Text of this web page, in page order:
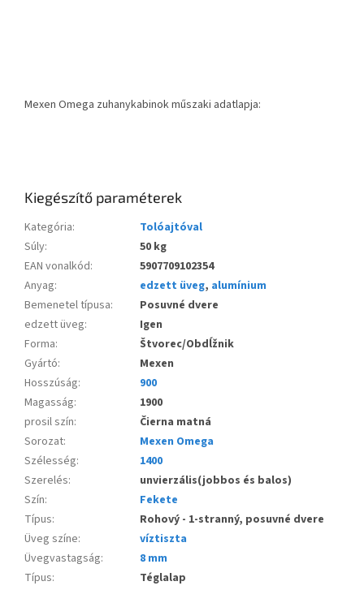
Mexen Omega zuhanykabinok műszaki adatlapja:
Kiegészítő paraméterek
Kategória:
Tolóajtóval
Súly:
50 kg
EAN vonalkód:
5907709102354
Anyag: edzett üveg, alumínium
Bemenetel típusa:
Posuvné dvere
edzett üveg:
Igen
Forma:
Štvorec/Obdĺžnik
Gyártó:
Mexen
Hosszúság:
900
Magasság:
1900
prosil szín:
Čierna matná
Sorozat:
Mexen Omega
Szélesség:
1400
Szerelés:
unvierzális(jobbos és balos)
Szín:
Fekete
Típus:
Rohový - 1-stranný, posuvné dvere
Üveg színe:
víztiszta
Üvegvastagság:
8 mm
Típus:
Téglalap